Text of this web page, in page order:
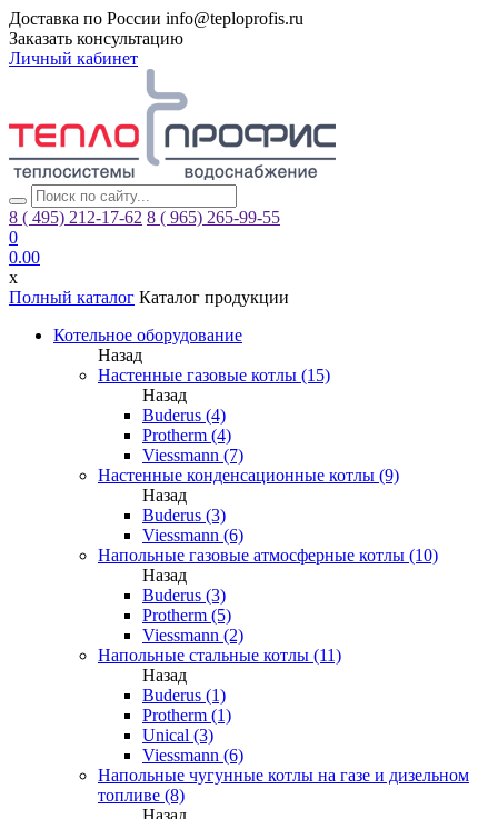
Доставка по России info@teploprofis.ru
Заказать консультацию
Личный кабинет
8 ( 495) 212-17-62 8 ( 965) 265-99-55
0
0.00
x
Полный каталог Каталог продукции
Котельное оборудование
Назад
Настенные газовые котлы (15)
Назад
Buderus (4)
Protherm (4)
Viessmann (7)
Настенные конденсационные котлы (9)
Назад
Buderus (3)
Viessmann (6)
Напольные газовые атмосферные котлы (10)
Назад
Buderus (3)
Protherm (5)
Viessmann (2)
Напольные стальные котлы (11)
Назад
Buderus (1)
Protherm (1)
Unical (3)
Viessmann (6)
Напольные чугунные котлы на газе и дизельном
топливе (8)
Назад